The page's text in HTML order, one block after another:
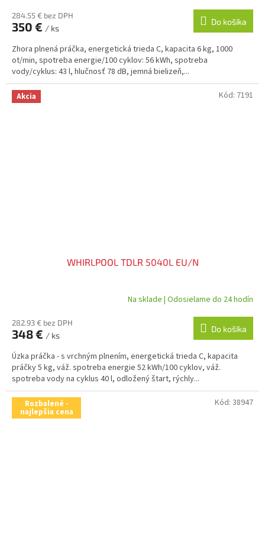
284.55 € bez DPH
350 € / ks
Do košíka
Zhora plnená práčka, energetická trieda C, kapacita 6 kg, 1000
ot/min, spotreba energie/100 cyklov: 56 kWh, spotreba
vody/cyklus: 43 l, hlučnosť 78 dB, jemná bielizeň,...
Akcia
WHIRLPOOL TDLR 5040L EU/N
Na sklade | Odosielame do 24 hodín
282.93 € bez DPH
348 € / ks
Do košíka
Úzka práčka - s vrchným plnením, energetická trieda C, kapacita
práčky 5 kg, váž. spotreba energie 52 kWh/100 cyklov, váž.
spotreba vody na cyklus 40 l, odložený štart, rýchly...
Kód: 7191
Rozbalené -
najlepšia cena
Kód: 38947